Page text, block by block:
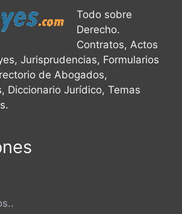
Todo sobre
Derecho.
Contratos, Actos
Jurisprudencias, Formularios
de Abogados,
Diccionario Jurídico, Temas